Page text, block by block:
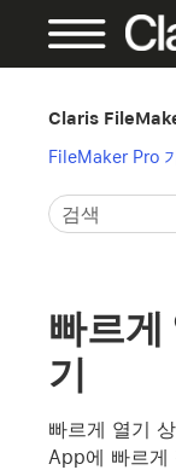
Claris
FileMaker Pro
빠르게
기
빠르게 열기
App에 빠르게